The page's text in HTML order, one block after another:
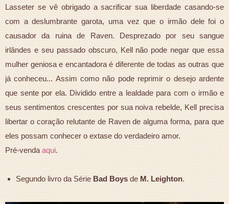
Lasseter se vê obrigado a sacrificar sua liberdade casando-se
com a deslumbrante garota, uma vez que o irmão dele foi o
causador da ruina de Raven. Desprezado por seu sangue
irlândes e seu passado obscuro, Kell não pode negar que essa
mulher geniosa e encantadora é diferente de todas as outras que
já conheceu... Assim como não pode reprimir o desejo ardente
que sente por ela. Dividido entre a lealdade para com o irmão e
seus sentimentos crescentes por sua noiva rebelde, Kell precisa
libertar o coração relutante de Raven de alguma forma, para que
eles possam conhecer o extase do verdadeiro amor.
Pré-vendaaqui.
Segundo livro da Série Bad Boysde M. Leighton.